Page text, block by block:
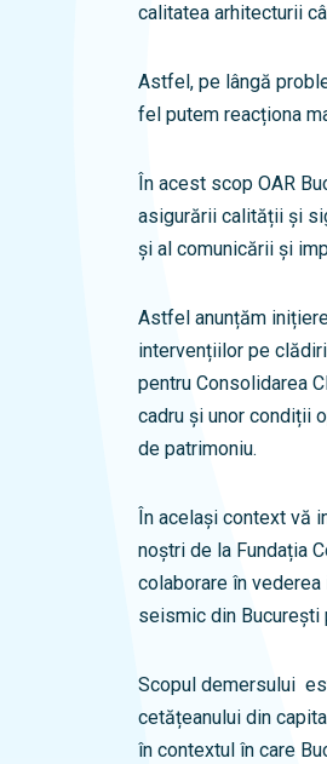
calitatea arhitecturii
Astfel, pe lângă
fel putem reacționa
În acest scop OAR
asigurării calității și
și al comunicării și
Astfel anunțăm
intervențiilor pe
pentru Consolidarea
cadru și unor condiții
de patrimoniu.
În același context
noștri de la Fundația
colaborare în
seismic din București
Scopul demersului
cetățeanului din
în contextul în care